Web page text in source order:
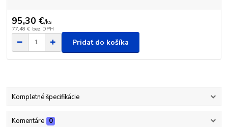
95,30 €/ks
77,48 € bez DPH
Pridať do košíka
Kompletné špecifikácie
Komentáre 0